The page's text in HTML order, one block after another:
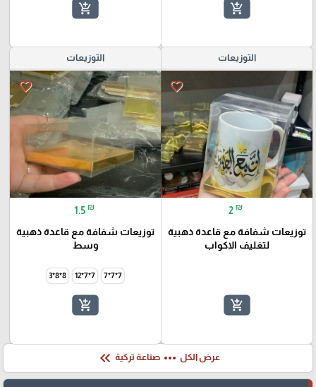
add_shopping_cart
add_shopping_cart
التوزيعات
favorite_border
2 ₪
توزيعات شفافة مع قاعدة ذهبية
لتغليف الاكواب
add_shopping_cart
التوزيعات
favorite_border
1.5 ₪
توزيعات شفافة مع قاعدة ذهبية
وسط
7*7*7
7*7*12
8*8*3
add_shopping_cart
عرض الكل more_horiz صناعة تركية keyboard_double_arrow_left